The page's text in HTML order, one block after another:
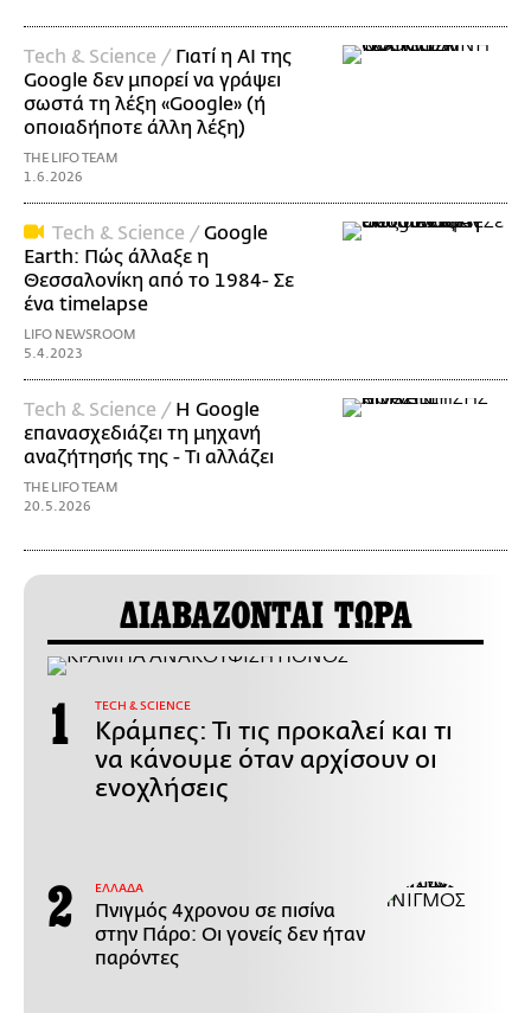
Τech & Science / Γιατί η AI της
Google δεν μπορεί να γράψει
σωστά τη λέξη «Google» (ή
οποιαδήποτε άλλη λέξη)
THE LIFO TEAM
1.6.2026
Τech & Science / Google
Earth: Πώς άλλαξε η
Θεσσαλονίκη από το 1984- Σε
ένα timelapse
LIFO NEWSROOM
5.4.2023
Τech & Science / H Google
επανασχεδιάζει τη μηχανή
αναζήτησής της - Τι αλλάζει
THE LIFO TEAM
20.5.2026
ΔΙΑΒΑΖΟΝΤΑΙ ΤΩΡΑ
ΤECH & SCIENCE
Κράμπες: Τι τις προκαλεί και τι
να κάνουμε όταν αρχίσουν οι
ενοχλήσεις
ΕΛΛΑΔΑ
Πνιγμός 4χρονου σε πισίνα
στην Πάρο: Οι γονείς δεν ήταν
παρόντες